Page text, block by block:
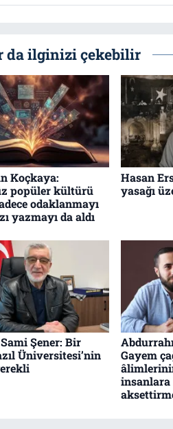
da ilginizi çekebilir
Koçkaya:
popüler kültürü
odaklanmayı
yazmayı da aldı
Hasan
yasağı
Şener: Bir
Üniversitesi’nin
Gayem
insanlara